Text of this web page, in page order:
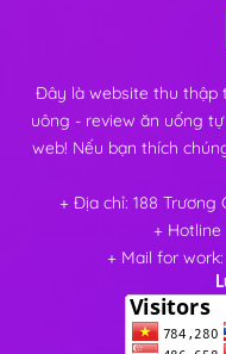
Đây là website thu thập
uông - review ăn uống
web! Nếu bạn thích
+ Địa chỉ: 188 Trương
+ Hotline
+ Mail for